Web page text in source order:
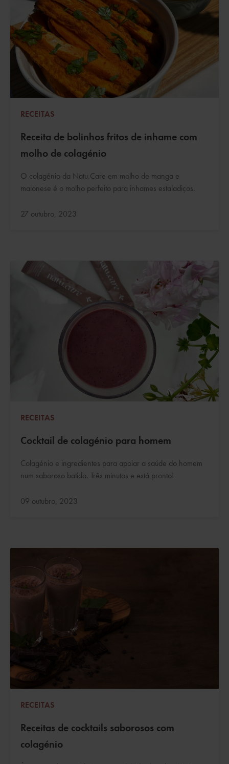
RECEITAS
Receita de bolinhos fritos de inhame com
molho de colagénio
O colagénio da Natu.Care em molho de manga e
maionese é o molho perfeito para inhames estaladiços.
Atualizado:
27 outubro, 2023
RECEITAS
Cocktail de colagénio para homem
Colagénio e ingredientes para apoiar a saúde do homem
num saboroso batido. Três minutos e está pronto!
Atualizado:
09 outubro, 2023
RECEITAS
Receitas de cocktails saborosos com
colagénio